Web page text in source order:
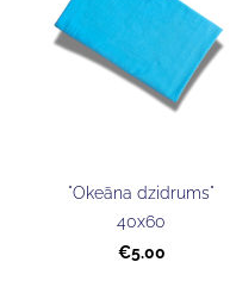
"Okeāna dzidrums"
40x60
€5.00